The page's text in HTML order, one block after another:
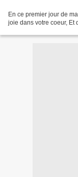
En ce premier jour de
joie dans votre coeur, Et